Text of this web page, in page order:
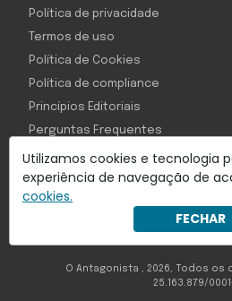
Utilizamos cookies e tecnologia
experiência de navegação de
cookies.
FECHAR
Com inteligência e tecnologia:
Object1ve - Marketing Solution
Política de privacidade
Termos de uso
Política de Cookies
Política de compliance
Princípios Editoriais
Perguntas Frequentes
O Antagonista , 2026, Todos
25.163.879/